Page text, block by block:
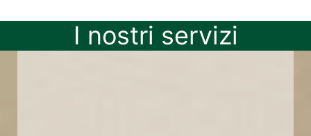
I nostri servizi